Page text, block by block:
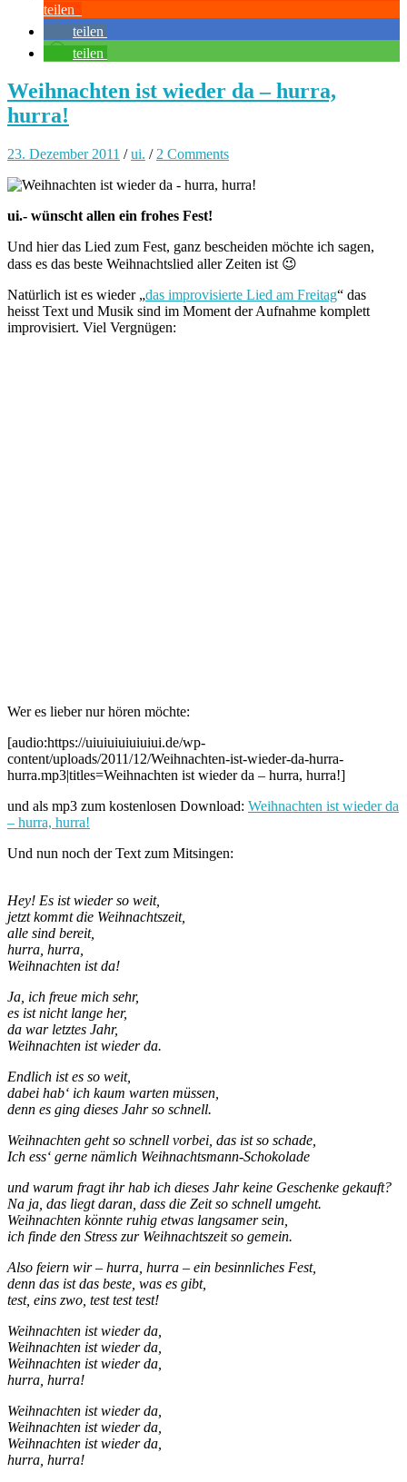
teilen
teilen
teilen
Weihnachten ist wieder da – hurra,
hurra!
23. Dezember 2011 /ui. / 2 Comments
ui.- wünscht allen ein frohes Fest!
Und hier das Lied zum Fest, ganz bescheiden möchte ich sagen,
dass es das beste Weihnachtslied aller Zeiten ist 😉
Natürlich ist es wieder „das improvisierte Lied am Freitag“ das
heisst Text und Musik sind im Moment der Aufnahme komplett
improvisiert. Viel Vergnügen:
Wer es lieber nur hören möchte:
[audio:https://uiuiuiuiuiuiui.de/wp-
content/uploads/2011/12/Weihnachten-ist-wieder-da-hurra-
hurra.mp3|titles=Weihnachten ist wieder da – hurra, hurra!]
und als mp3 zum kostenlosen Download: Weihnachten ist wieder da
– hurra, hurra!
Und nun noch der Text zum Mitsingen:
Hey! Es ist wieder so weit,
jetzt kommt die Weihnachtszeit,
alle sind bereit,
hurra, hurra,
Weihnachten ist da!
Ja, ich freue mich sehr,
es ist nicht lange her,
da war letztes Jahr,
Weihnachten ist wieder da.
Endlich ist es so weit,
dabei hab‘ ich kaum warten müssen,
denn es ging dieses Jahr so schnell.
Weihnachten geht so schnell vorbei, das ist so schade,
Ich ess‘ gerne nämlich Weihnachtsmann-Schokolade
und warum fragt ihr hab ich dieses Jahr keine Geschenke gekauft?
Na ja, das liegt daran, dass die Zeit so schnell umgeht.
Weihnachten könnte ruhig etwas langsamer sein,
ich finde den Stress zur Weihnachtszeit so gemein.
Also feiern wir – hurra, hurra – ein besinnliches Fest,
denn das ist das beste, was es gibt,
test, eins zwo, test test test!
Weihnachten ist wieder da,
Weihnachten ist wieder da,
Weihnachten ist wieder da,
hurra, hurra!
Weihnachten ist wieder da,
Weihnachten ist wieder da,
Weihnachten ist wieder da,
hurra, hurra!